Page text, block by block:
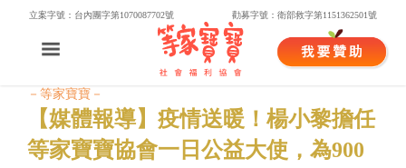
立案字號：台內團字第1070087702號 勸募字號：衛部救字第1151362501號
－等家寶寶－
【媒體報導】疫情送暖！楊小黎擔任
等家寶寶協會一日公益大使，為900